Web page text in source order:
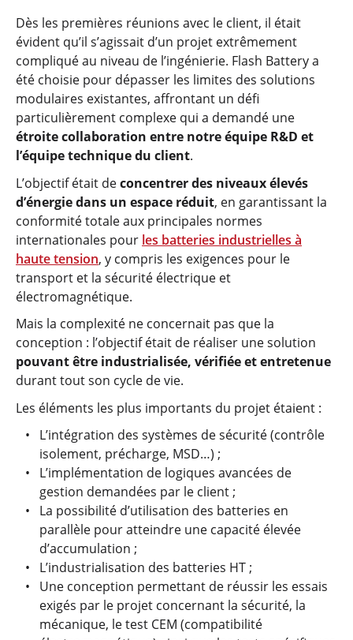
Dès les premières réunions avec le client, il était
évident qu’il s’agissait d’un projet extrêmement
compliqué au niveau de l’ingénierie. Flash Battery a
été choisie pour dépasser les limites des solutions
modulaires existantes, affrontant un défi
particulièrement complexe qui a demandé une
étroite collaboration entre notre équipe R&D et
l’équipe technique du client.
L’objectif était deconcentrer des niveaux élevés
d’énergie dans un espace réduit, en garantissant la
conformité totale aux principales normes
internationales pour les batteries industrielles à
haute tension, y compris les exigences pour le
transport et la sécurité électrique et
électromagnétique.
Mais la complexité ne concernait pas que la
conception : l’objectif était de réaliser une solution
pouvant être industrialisée, vérifiée et entretenue
durant tout son cycle de vie.
Les éléments les plus importants du projet étaient :
L’intégration des systèmes de sécurité (contrôle
isolement, précharge, MSD…) ;
L’implémentation de logiques avancées de
gestion demandées par le client ;
La possibilité d’utilisation des batteries en
parallèle pour atteindre une capacité élevée
d’accumulation ;
L’industrialisation des batteries HT ;
Une conception permettant de réussir les essais
exigés par le projet concernant la sécurité, la
mécanique, le test CEM (compatibilité